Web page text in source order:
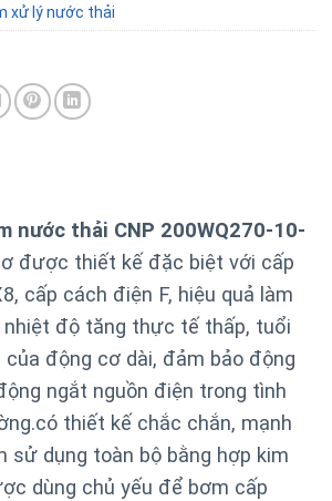
xử lý nước thải
nước thải CNP 200WQ270-10-
được thiết kế đặc biệt với cấp
cấp cách điện F, hiệu quả làm
độ tăng thực tế thấp, tuổi
động cơ dài, đảm bảo động
ngắt nguồn điện trong tình
có thiết kế chắc chắn, mạnh
sử dụng toàn bộ bằng hợp kim
dùng chủ yếu để bơm cấp